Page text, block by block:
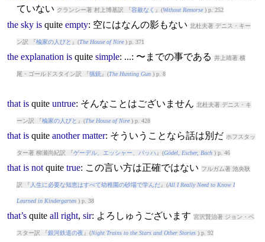
ていない クランシー著 村上博基訳 『容赦なく 』(Without Remorse) p. 252
the sky is quite empty: 空にはなんの影もない 北杜夫著 デニス・キー
ン訳 『楡家の人びと 』(The House of Nire) p. 371
the explanation is quite simple: ...: 〜までの事である 井上靖著 横
尾・ゴールドスタイン訳 『猟銃』(The Hunting Gun) p. 8
that is quite untrue: そんなことはございません 北杜夫著 デニス・キ
ーン訳 『楡家の人びと 』(The House of Nire) p. 428
that is quite another matter: そういうことなら話は別だ ホフスタッ
ター著 柳瀬尚紀訳 『ゲーデル、エッシャー、バッハ』(Gödel, Escher, Bach) p. 46
that is not quite true: この言い方は正確ではない フルガム著 池央耿
訳 『 人生に必要な知恵はすべて幼稚園の砂場で学んだ』(All I Really Need to Know I
Learned in Kindergarten) p. 38
that’s quite all right, sir: よろしゅうございます 宮沢賢治著 ジョン・ベ
スター訳 『銀河鉄道の夜 』(Night Trains to the Stars and Other Stories) p. 92